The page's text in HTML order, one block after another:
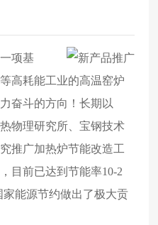
项基
高耗能工业的高温窑炉
奋斗的方向！长期以
物理研究所、宝钢技术
推广加热炉节能改造工
目前已达到节能率10-2
能源节约做出了极大贡